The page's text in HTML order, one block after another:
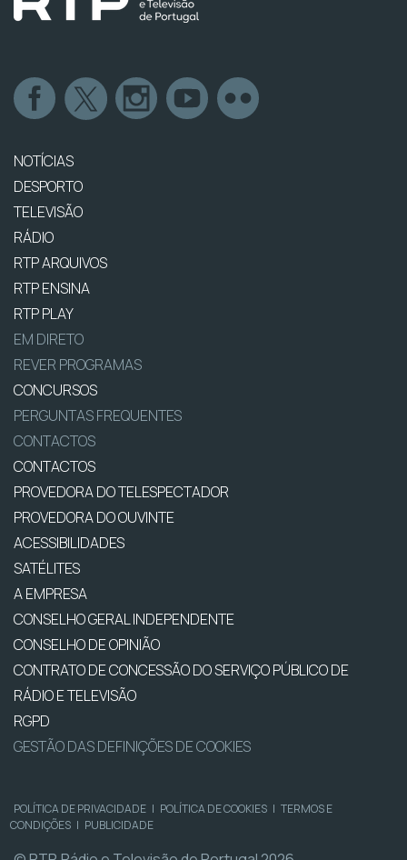
NOTÍCIAS
DESPORTO
TELEVISÃO
RÁDIO
RTP ARQUIVOS
RTP ENSINA
RTP PLAY
EM DIRETO
REVER PROGRAMAS
CONCURSOS
PERGUNTAS FREQUENTES
CONTACTOS
CONTACTOS
PROVEDORA DO TELESPECTADOR
PROVEDORA DO OUVINTE
ACESSIBILIDADES
SATÉLITES
A EMPRESA
CONSELHO GERAL INDEPENDENTE
CONSELHO DE OPINIÃO
CONTRATO DE CONCESSÃO DO SERVIÇO PÚBLICO DE
RÁDIO E TELEVISÃO
RGPD
GESTÃO DAS DEFINIÇÕES DE COOKIES
POLÍTICA DE PRIVACIDADE | POLÍTICA DE COOKIES | TERMOS E
CONDIÇÕES | PUBLICIDADE